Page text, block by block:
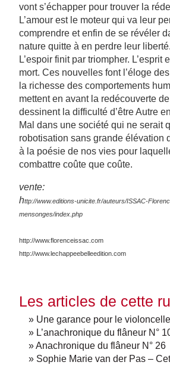
vont s’échapper pour trouver la
L’amour est le moteur qui va leur
comprendre et enfin de se révéler
nature quitte à en perdre leur liberté.
L’espoir finit par triompher. L’esprit
mort. Ces nouvelles font l’éloge
la richesse des comportements
mettent en avant la redécouverte
dessinent la difficulté d’être Autre
Mal dans une société qui ne serait
robotisation sans grande élévation
à la poésie de nos vies pour
combattre coûte que coûte.
vente:
http://www.editions-unicite.fr/auteurs/ISSAC-
mensonges/index.php
http://www.florenceissac.com
http://www.lechappeebelleedition.com
Les articles de cette
» Une garance pour le violoncelle
» L’anachronique du flâneur N°
» Anachronique du flâneur N° 26
» Sophie Marie van der Pas –